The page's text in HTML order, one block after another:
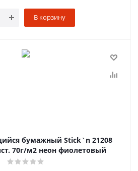
В корзину
бумажный Stick`n 21208
70г/м2 неон фиолетовый